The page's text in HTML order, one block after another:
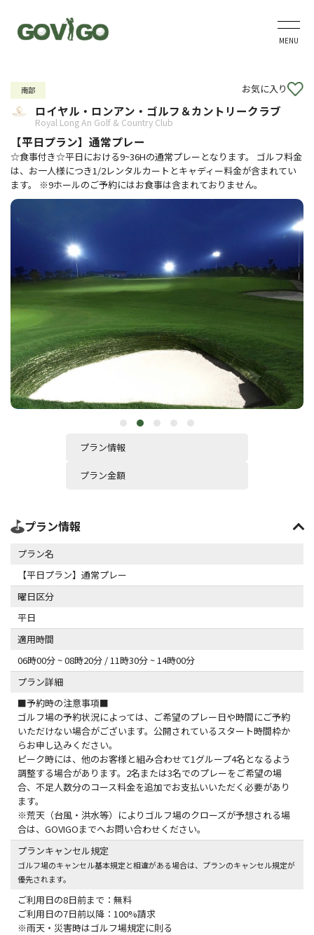
MENU
南部 お気に入り
ロイヤル・ロンアン・ゴルフ＆カントリークラブ
Royal Long An Golf & Country Club
【平日プラン】通常プレー
☆食事付き☆平日における9~36Hの通常プレーとなります。 ゴルフ料金
は、お一人様につき1/2レンタルカートとキャディー料金が含まれてい
ます。 ※9ホールのご予約にはお食事は含まれておりません。
プラン情報
プラン金額
プラン情報
プラン名
【平日プラン】通常プレー
曜日区分
平日
適用時間
06時00分 ~ 08時20分 / 11時30分 ~ 14時00分
プラン詳細
■予約時の注意事項■
ゴルフ場の予約状況によっては、ご希望のプレー日や時間にご予約
いただけない場合がございます。公開されているスタート時間枠か
らお申し込みください。
ピーク時には、他のお客様と組み合わせて1グループ4名となるよう
調整する場合があります。2名または3名でのプレーをご希望の場
合、不足人数分のコース料金を追加でお支払いいただく必要があり
ます。
※荒天（台風・洪水等）によりゴルフ場のクローズが予想される場
合は、GOVIGOまでへお問い合わせください。
プランキャンセル規定
ゴルフ場のキャンセル基本規定と相違がある場合は、プランのキャンセル規定が
優先されます。
ご利用日の8日前まで：無料
ご利用日の7日前以降：100%請求
※雨天・災害時はゴルフ場規定に則る